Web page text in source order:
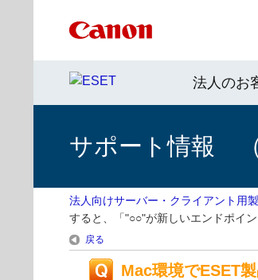
法人のお
サポート情報
法人向けサーバー・クライアント用
すると、「"○○"が新しいエンドポイ
戻る
Mac環境でESET